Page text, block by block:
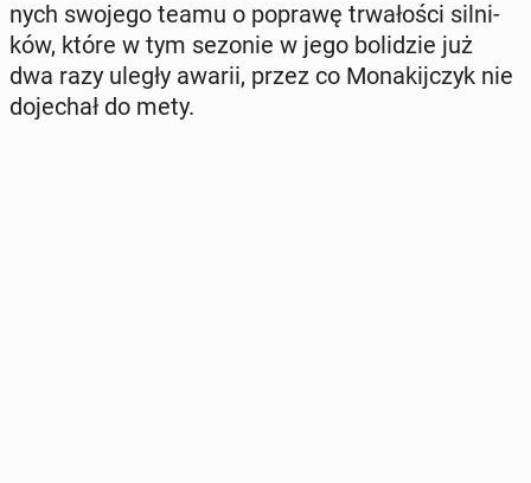
nych swojego teamu o poprawę trwa­ło­ści sil­ni­
ków, które w tym sezonie w jego bo­li­dzie już
dwa razy uległy awarii, przez co Mo­na­kij­czyk nie
do­je­chał do mety.